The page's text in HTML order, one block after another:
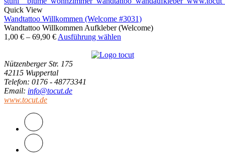
Quick View
Wandtattoo Willkommen (Welcome #3031)
Wandtattoo Willkommen Aufkleber (Welcome)
1,00 € – 69,90 € Ausführung wählen
Nützenberger Str. 175
42115 Wuppertal
Telefon: 0176 - 48773341
Email: info@tocut.de
www.tocut.de